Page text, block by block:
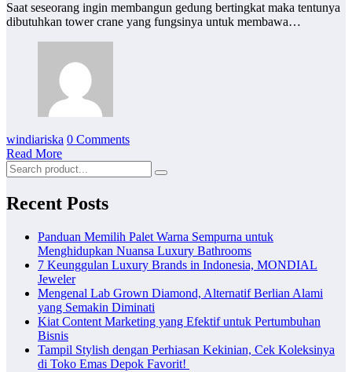
Saat seseorang ingin membangun gedung bertingkat maka tentunya
dibutuhkan tower crane yang fungsinya untuk membawa…
windiariska 0 Comments
Read More
Recent Posts
Panduan Memilih Palet Warna Sempurna untuk
Menghidupkan Nuansa Luxury Bathrooms
7 Keunggulan Luxury Brands in Indonesia, MONDIAL
Jeweler
Mengenal Lab Grown Diamond, Alternatif Berlian Alami
yang Semakin Diminati
Kiat Content Marketing yang Efektif untuk Pertumbuhan
Bisnis
Tampil Stylish dengan Perhiasan Kekinian, Cek Koleksinya
di Toko Emas Depok Favorit!